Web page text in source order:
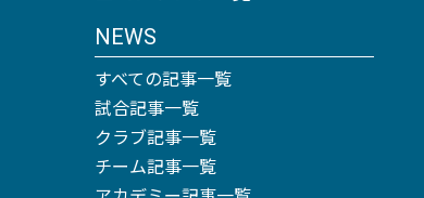
NEWS
すべての記事一覧
試合記事一覧
クラブ記事一覧
チーム記事一覧